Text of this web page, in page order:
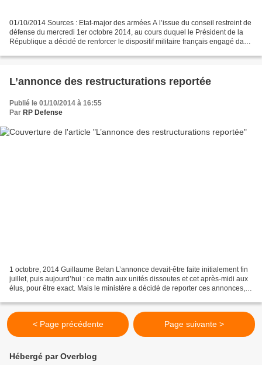
01/10/2014 Sources : Etat-major des armées A l’issue du conseil restreint de
défense du mercredi 1er octobre 2014, au cours duquel le Président de la
République a décidé de renforcer le dispositif militaire français engagé dans
L’annonce des restructurations reportée
Publié le 01/10/2014 à 16:55
Par RP Defense
1 octobre, 2014 Guillaume Belan L’annonce devait-être faite initialement fin
juillet, puis aujourd’hui : ce matin aux unités dissoutes et cet après-midi aux
élus, pour être exact. Mais le ministère a décidé de reporter ces annonces,
< Page précédente Page suivante >
Hébergé par Overblog